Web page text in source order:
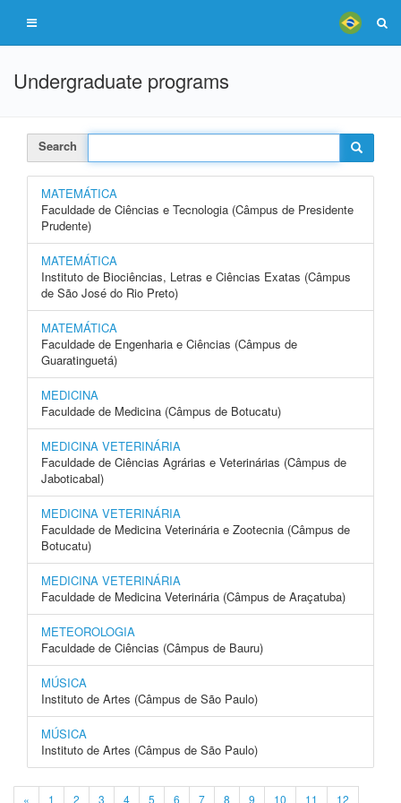
Undergraduate programs
Search
MATEMÁTICA
Faculdade de Ciências e Tecnologia (Câmpus de Presidente
Prudente)
MATEMÁTICA
Instituto de Biociências, Letras e Ciências Exatas (Câmpus
de São José do Rio Preto)
MATEMÁTICA
Faculdade de Engenharia e Ciências (Câmpus de
Guaratinguetá)
MEDICINA
Faculdade de Medicina (Câmpus de Botucatu)
MEDICINA VETERINÁRIA
Faculdade de Ciências Agrárias e Veterinárias (Câmpus de
Jaboticabal)
MEDICINA VETERINÁRIA
Faculdade de Medicina Veterinária e Zootecnia (Câmpus de
Botucatu)
MEDICINA VETERINÁRIA
Faculdade de Medicina Veterinária (Câmpus de Araçatuba)
METEOROLOGIA
Faculdade de Ciências (Câmpus de Bauru)
MÚSICA
Instituto de Artes (Câmpus de São Paulo)
MÚSICA
Instituto de Artes (Câmpus de São Paulo)
« 1 2 3 4 5 6 7 8 9 10 11 12